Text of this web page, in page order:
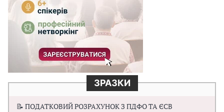
ЗРАЗКИ
📝 ПОДАТКОВИЙ РОЗРАХУНОК З ПДФО ТА ЄСВ